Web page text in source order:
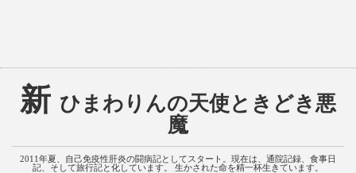
新 ひまわりんの天使ときどき悪
魔
2011年夏、自己免疫性肝炎の闘病記としてスタート。現在は、通院記録、食事日
記、そして旅行記と化しています。 生かされた命を精一杯生きています。